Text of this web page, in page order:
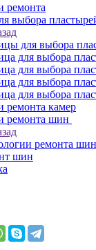
ремонта
выбора
для выбора
для выбора
для выбора
для выбора
для выбора
ремонта камер
ремонта шин
ремонта шин
шин